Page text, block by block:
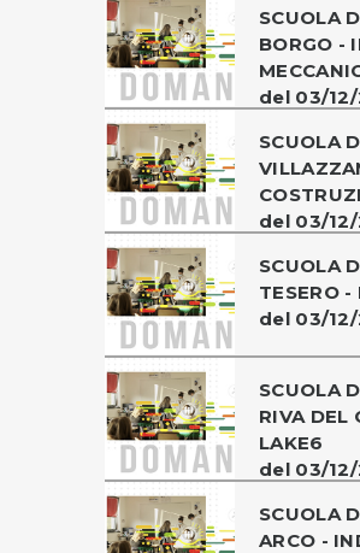
SCUOLA
BORGO -
del 03/
SCUOLA
del 03/
SCUOLA
TESERO
del 03/
SCUOLA
RIVA DEL
LAKE6
del 03/
SCUOLA
ARCO -